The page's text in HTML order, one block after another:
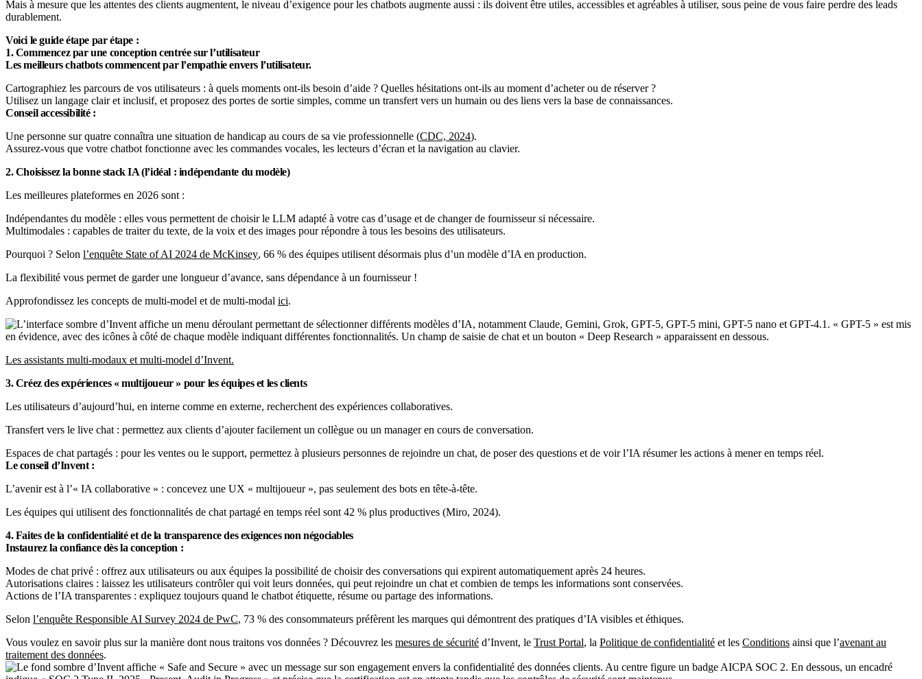
Mais à mesure que les attentes des clients augmentent, le niveau d’exigence pour les chatbots augmente aussi : ils doivent être utiles, accessibles et agréables à utiliser, sous peine de vous faire perdre des leads
durablement.
Voici le guide étape par étape :
1. Commencez par une conception centrée sur l’utilisateur
Les meilleurs chatbots commencent par l’empathie envers l’utilisateur.
Cartographiez les parcours de vos utilisateurs : à quels moments ont-ils besoin d’aide ? Quelles hésitations ont-ils au moment d’acheter ou de réserver ?
Utilisez un langage clair et inclusif, et proposez des portes de sortie simples, comme un transfert vers un humain ou des liens vers la base de connaissances.
Conseil accessibilité :
Une personne sur quatre connaîtra une situation de handicap au cours de sa vie professionnelle (CDC, 2024).
Assurez-vous que votre chatbot fonctionne avec les commandes vocales, les lecteurs d’écran et la navigation au clavier.
2. Choisissez la bonne stack IA (l’idéal : indépendante du modèle)
Les meilleures plateformes en 2026 sont :
Indépendantes du modèle : elles vous permettent de choisir le LLM adapté à votre cas d’usage et de changer de fournisseur si nécessaire.
Multimodales : capables de traiter du texte, de la voix et des images pour répondre à tous les besoins des utilisateurs.
Pourquoi ? Selon l’enquête State of AI 2024 de McKinsey, 66 % des équipes utilisent désormais plus d’un modèle d’IA en production.
La flexibilité vous permet de garder une longueur d’avance, sans dépendance à un fournisseur !
Approfondissez les concepts de multi-model et de multi-modal ici.
Les assistants multi-modaux et multi-model d’Invent.
3. Créez des expériences « multijoueur » pour les équipes et les clients
Les utilisateurs d’aujourd’hui, en interne comme en externe, recherchent des expériences collaboratives.
Transfert vers le live chat : permettez aux clients d’ajouter facilement un collègue ou un manager en cours de conversation.
Espaces de chat partagés : pour les ventes ou le support, permettez à plusieurs personnes de rejoindre un chat, de poser des questions et de voir l’IA résumer les actions à mener en temps réel.
Le conseil d’Invent :
L’avenir est à l’« IA collaborative » : concevez une UX « multijoueur », pas seulement des bots en tête-à-tête.
Les équipes qui utilisent des fonctionnalités de chat partagé en temps réel sont 42 % plus productives (Miro, 2024).
4. Faites de la confidentialité et de la transparence des exigences non négociables
Instaurez la confiance dès la conception :
Modes de chat privé : offrez aux utilisateurs ou aux équipes la possibilité de choisir des conversations qui expirent automatiquement après 24 heures.
Autorisations claires : laissez les utilisateurs contrôler qui voit leurs données, qui peut rejoindre un chat et combien de temps les informations sont conservées.
Actions de l’IA transparentes : expliquez toujours quand le chatbot étiquette, résume ou partage des informations.
Selon l’enquête Responsible AI Survey 2024 de PwC, 73 % des consommateurs préfèrent les marques qui démontrent des pratiques d’IA visibles et éthiques.
Vous voulez en savoir plus sur la manière dont nous traitons vos données ? Découvrez les mesures de sécurité d’Invent, le Trust Portal, la Politique de confidentialité et les Conditions ainsi que l’avenant au
traitement des données.